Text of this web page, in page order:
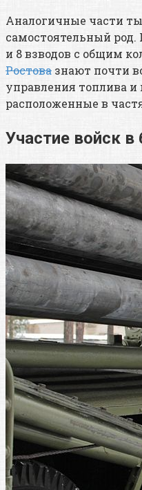
Аналогичные части
самостоятельный род.
и 8 взводов с общим
Ростова знают почти
управления топлива
расположенные в
Участие войск